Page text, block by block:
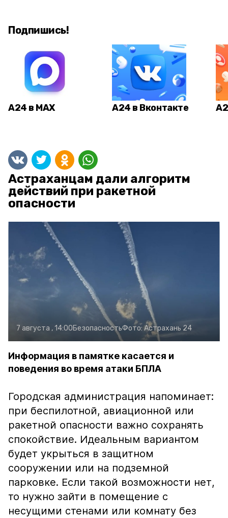
Подпишись!
А24 в MAX А24 в Вконтакте
Астраханцам дали алгоритм
действий при ракетной
опасности
7 августа , 14:00БезопасностьФото: Астрахань 24
Информация в памятке касается и
поведения во время атаки БПЛА
Городская администрация напоминает:
при беспилотной, авиационной или
ракетной опасности важно сохранять
спокойствие. Идеальным вариантом
будет укрыться в защитном
сооружении или на подземной
парковке. Если такой возможности нет,
то нужно зайти в помещение с
несущими стенами или комнату без